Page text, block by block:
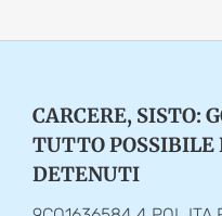
CARCERE, SISTO:
TUTTO POSSIBILE
DETENUTI